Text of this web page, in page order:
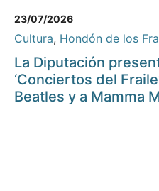
23/07/2026
Cultura, Hondón de los
La Diputación
‘Conciertos del
Beatles y a Mamma